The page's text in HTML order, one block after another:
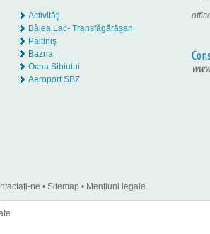
Activităţi
Bâlea Lac- Transfăgărășan
Păltiniş
Bazna
Ocna Sibiului
Aeroport SBZ
ne • Sitemap • Menţiuni legale